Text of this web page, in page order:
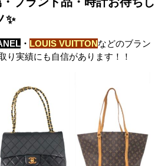
✨
・ LOUIS VUITTONなどのブラン
り実績にも自信があります！！